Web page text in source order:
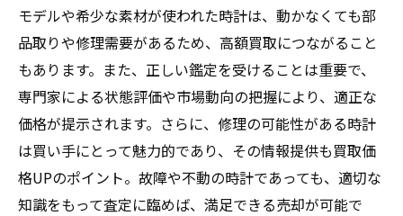
モデルや希少な素材が使われた時計は、動かなくても部
品取りや修理需要があるため、高額買取につながること
もあります。また、正しい鑑定を受けることは重要で、
専門家による状態評価や市場動向の把握により、適正な
価格が提示されます。さらに、修理の可能性がある時計
は買い手にとって魅力的であり、その情報提供も買取価
格UPのポイント。故障や不動の時計であっても、適切な
知識をもって査定に臨めば、満足できる売却が可能で